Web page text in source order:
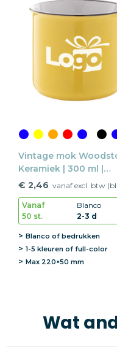
Vintage mok
Keramiek | 300 ml |
Vaatwasserbestendig
€ 2,46 vanaf excl. btw
Vanaf
50 st.
Blanco
2-3 d
Blanco of bedrukken
1-5 kleuren of full-color
Max 220×50 mm
Wat